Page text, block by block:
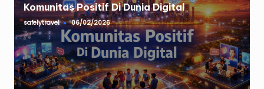
Komunitas Positif Di Dunia Digital
Posted
by
safelytravel 06/02/2026